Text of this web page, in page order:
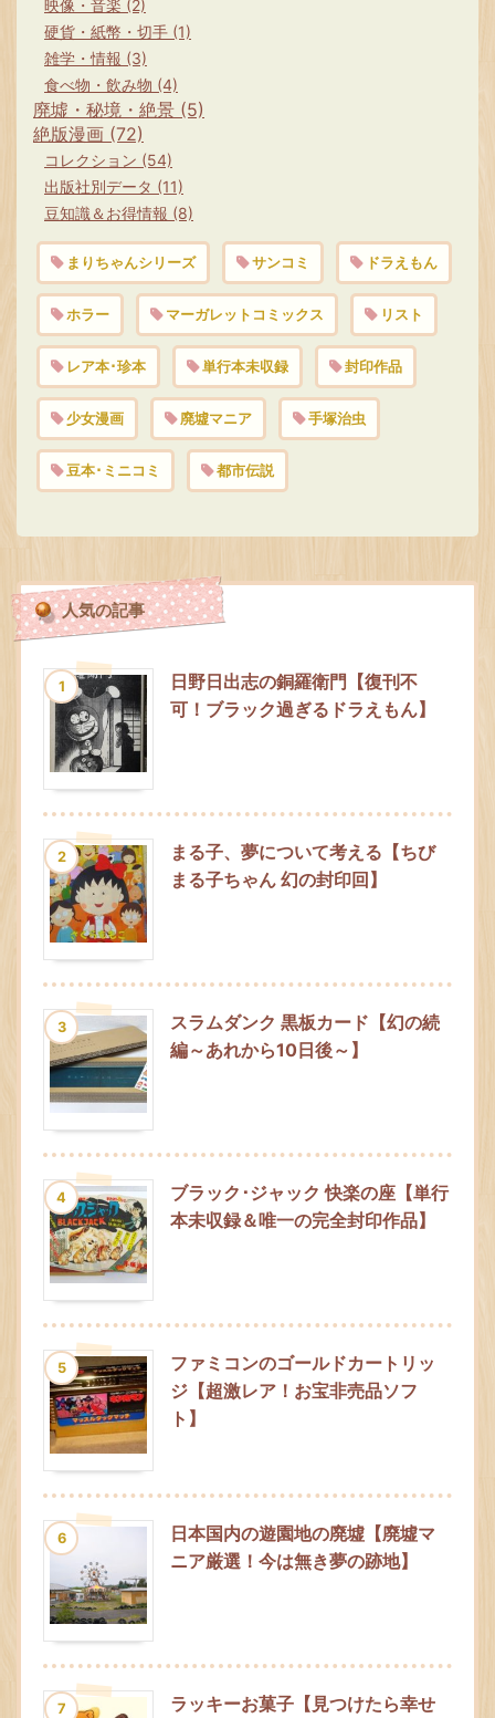
映像・音楽 (2)
硬貨・紙幣・切手 (1)
雑学・情報 (3)
食べ物・飲み物 (4)
廃墟・秘境・絶景 (5)
絶版漫画 (72)
コレクション (54)
出版社別データ (11)
豆知識＆お得情報 (8)
まりちゃんシリーズ サンコミ ドラえもん
ホラー マーガレットコミックス リスト
レア本･珍本 単行本未収録 封印作品
少女漫画 廃墟マニア 手塚治虫
豆本･ミニコミ 都市伝説
人気の記事
1
日野日出志の銅羅衛門【復刊不
可！ブラック過ぎるドラえもん】
2
まる子、夢について考える【ちび
まる子ちゃん 幻の封印回】
3
スラムダンク 黒板カード【幻の続
編～あれから10日後～】
4
ブラック･ジャック 快楽の座【単行
本未収録＆唯一の完全封印作品】
5
ファミコンのゴールドカートリッ
ジ【超激レア！お宝非売品ソフ
ト】
6
日本国内の遊園地の廃墟【廃墟マ
ニア厳選！今は無き夢の跡地】
7 ラッキーお菓子【見つけたら幸せ